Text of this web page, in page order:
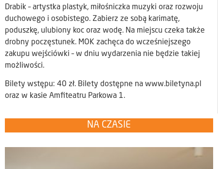
Drabik – artystka plastyk, miłośniczka muzyki oraz rozwoju
duchowego i osobistego. Zabierz ze sobą karimatę,
poduszkę, ulubiony koc oraz wodę. Na miejscu czeka także
drobny poczęstunek. MOK zachęca do wcześniejszego
zakupu wejściówki – w dniu wydarzenia nie będzie takiej
możliwości.
Bilety wstępu: 40 zł. Bilety dostępne na www.biletyna.pl
oraz w kasie Amfiteatru Parkowa 1.
NA CZASIE